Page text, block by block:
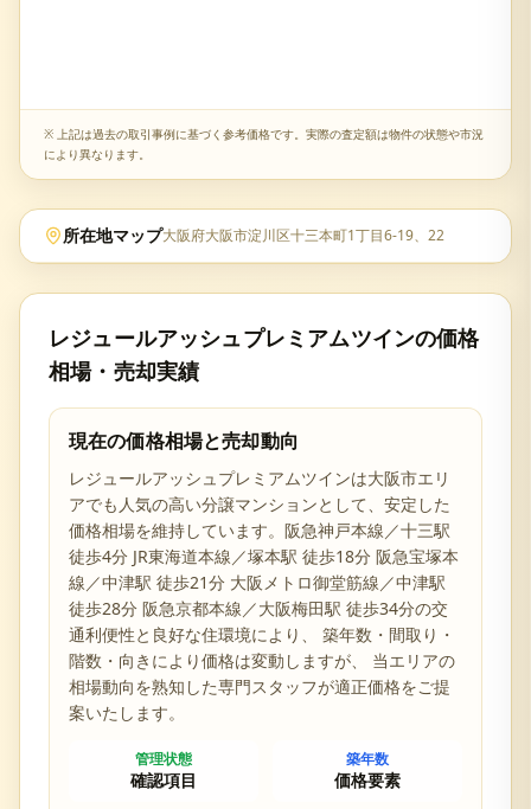
※ 上記は過去の取引事例に基づく参考価格です。実際の査定額は物件の状態や市況
により異なります。
所在地マップ大阪府大阪市淀川区十三本町1丁目6-19、22
レジュールアッシュプレミアムツインの価格
相場・売却実績
現在の価格相場と売却動向
レジュールアッシュプレミアムツインは大阪市エリ
アでも人気の高い分譲マンションとして、安定した
価格相場を維持しています。 阪急神戸本線／十三駅
徒歩4分 JR東海道本線／塚本駅 徒歩18分 阪急宝塚本
線／中津駅 徒歩21分 大阪メトロ御堂筋線／中津駅
徒歩28分 阪急京都本線／大阪梅田駅 徒歩34分の交
通利便性と 良好な住環境により、 築年数・間取り・
階数・向きにより価格は変動しますが、 当エリアの
相場動向を熟知した専門スタッフが適正価格をご提
案いたします。
管理状態
確認項目
築年数
価格要素